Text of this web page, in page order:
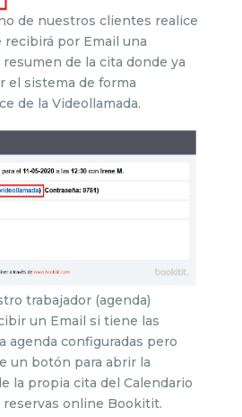
de nuestros clientes realice
por Email una
de la cita donde ya
el sistema de forma
de la Videollamada.
trabajador (agenda)
un Email si tiene las
agenda configuradas pero
un botón para abrir la
la propia cita del Calendario
reservas online Bookitit.